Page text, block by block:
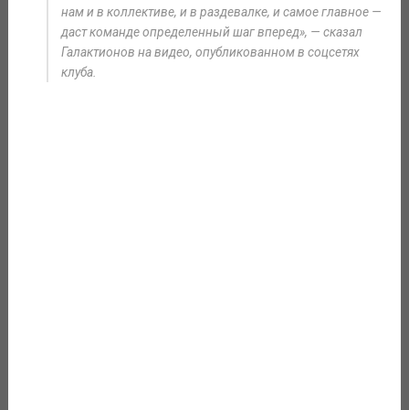
нам и в коллективе, и в раздевалке, и самое главное —
даст команде определенный шаг вперед», — сказал
Галактионов на видео, опубликованном в соцсетях
клуба.